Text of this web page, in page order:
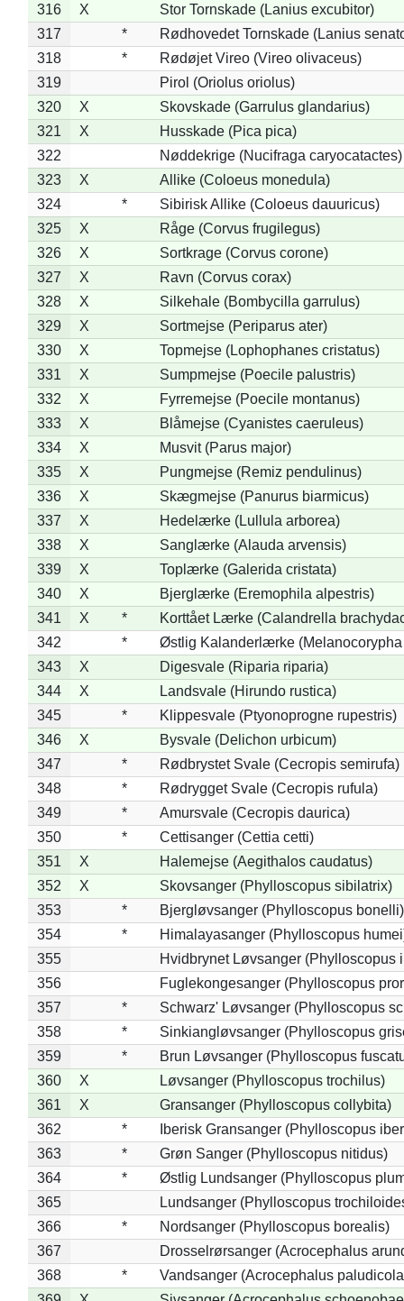
316
X
Stor Tornskade (Lanius excubitor)
317
*
Rødhovedet Tornskade (Lanius
318
*
Rødøjet Vireo (Vireo olivaceus)
319
Pirol (Oriolus oriolus)
320
X
Skovskade (Garrulus glandarius)
321
X
Husskade (Pica pica)
322
Nøddekrige (Nucifraga caryocatactes)
323
X
Allike (Coloeus monedula)
324
*
Sibirisk Allike (Coloeus dauuricus)
325
X
Råge (Corvus frugilegus)
326
X
Sortkrage (Corvus corone)
327
X
Ravn (Corvus corax)
328
X
Silkehale (Bombycilla garrulus)
329
X
Sortmejse (Periparus ater)
330
X
Topmejse (Lophophanes cristatus)
331
X
Sumpmejse (Poecile palustris)
332
X
Fyrremejse (Poecile montanus)
333
X
Blåmejse (Cyanistes caeruleus)
334
X
Musvit (Parus major)
335
X
Pungmejse (Remiz pendulinus)
336
X
Skægmejse (Panurus biarmicus)
337
X
Hedelærke (Lullula arborea)
338
X
Sanglærke (Alauda arvensis)
339
X
Toplærke (Galerida cristata)
340
X
Bjerglærke (Eremophila alpestris)
341
X *
Korttået Lærke (Calandrella
342
*
Østlig Kalanderlærke (Melanocorypha
343
X
Digesvale (Riparia riparia)
344
X
Landsvale (Hirundo rustica)
345
*
Klippesvale (Ptyonoprogne rupestris)
346
X
Bysvale (Delichon urbicum)
347
*
Rødbrystet Svale (Cecropis semirufa)
348
*
Rødrygget Svale (Cecropis rufula)
349
*
Amursvale (Cecropis daurica)
350
*
Cettisanger (Cettia cetti)
351
X
Halemejse (Aegithalos caudatus)
352
X
Skovsanger (Phylloscopus sibilatrix)
353
*
Bjergløvsanger (Phylloscopus bonelli)
354
*
Himalayasanger (Phylloscopus
355
Hvidbrynet Løvsanger (Phylloscopus
356
Fuglekongesanger (Phylloscopus
357
*
Schwarz' Løvsanger (Phylloscopus
358
*
Sinkiangløvsanger (Phylloscopus
359
*
Brun Løvsanger (Phylloscopus
360
X
Løvsanger (Phylloscopus trochilus)
361
X
Gransanger (Phylloscopus collybita)
362
*
Iberisk Gransanger (Phylloscopus
363
*
Grøn Sanger (Phylloscopus nitidus)
364
*
Østlig Lundsanger (Phylloscopus
365
Lundsanger (Phylloscopus
366
*
Nordsanger (Phylloscopus borealis)
367
Drosselrørsanger (Acrocephalus
368
*
Vandsanger (Acrocephalus